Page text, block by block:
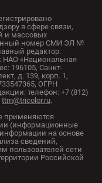
в сфере связи,
и массовых
номер СМИ ЭЛ №
редактор:
НАО «Национальная
196105, Санкт-
д. 139, корп. 1,
ОГРН
телефон: +7 (812)
ttm@tricolor.ru.
применяются
(информационные
на основе
сведений,
пользователей сети
Российской